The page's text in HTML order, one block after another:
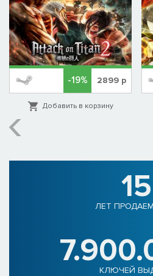
-19% 2899р
Добавить в корзину
15
ЛЕТ
КЛЮЧЕЙ